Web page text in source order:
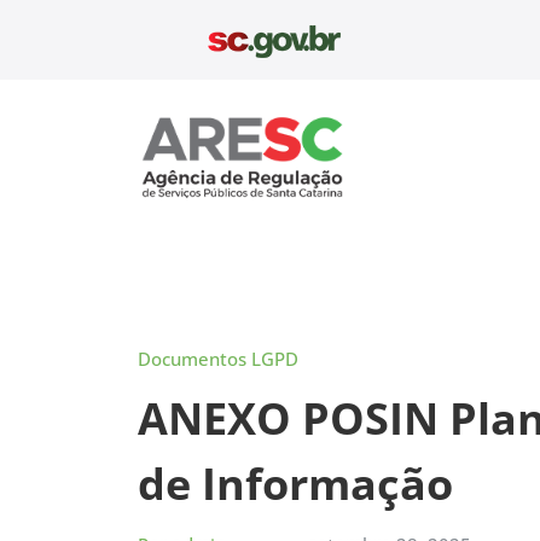
Documentos LGPD
ANEXO POSIN
de Informação